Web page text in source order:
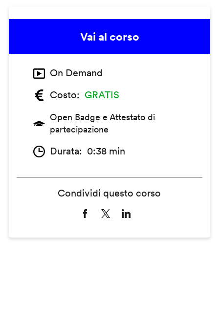
Vai al corso
On Demand
Costo
GRATIS
Open Badge e Attestato di
partecipazione
Durata 0:38 min
Condividi questo corso